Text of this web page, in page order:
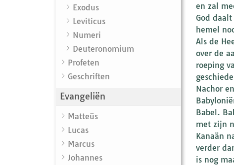
Exodus
Leviticus
Numeri
Deuteronomium
Profeten
Geschriften
Evangeliën
Matteüs
Lucas
Marcus
Johannes
en zal
God
hemel
Als de
over de
roeping
Nachor
Babel.
met zijn
Kanaän
verder
is nog